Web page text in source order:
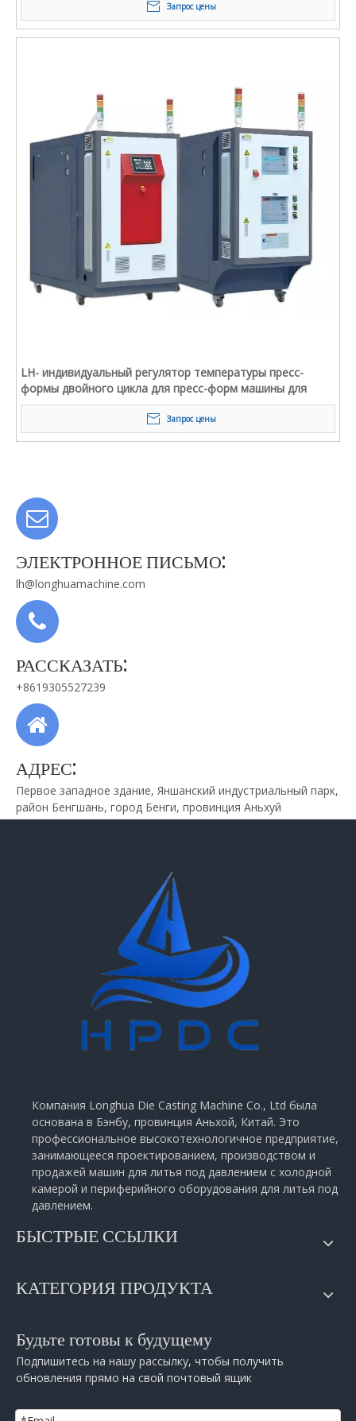
Запрос цены
LH- индивидуальный регулятор температуры пресс-
формы двойного цикла для пресс-форм машины для
литья под давлением
Запрос цены
ЭЛЕКТРОННОЕ ПИСЬМО:
lh@longhuamachine.com
РАССКАЗАТЬ:
+8619305527239
АДРЕС:
Первое западное здание, Яншанский индустриальный парк,
район Бенгшань, город Бенги, провинция Аньхуй
Компания Longhua Die Casting Machine Co., Ltd была
основана в Бэнбу, провинция Аньхой, Китай. Это
профессиональное высокотехнологичное предприятие,
занимающееся проектированием, производством и
продажей машин для литья под давлением с холодной
камерой и периферийного оборудования для литья под
давлением.
БЫСТРЫЕ ССЫЛКИ
КАТЕГОРИЯ ПРОДУКТА
Будьте готовы к будущему
Подпишитесь на нашу рассылку, чтобы получить
обновления прямо на свой почтовый ящик